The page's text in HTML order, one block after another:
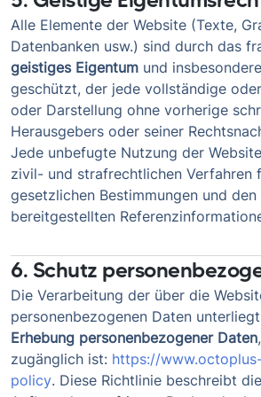
Alle Elemente der Website (Texte,
Datenbanken usw.) sind durch das
geistiges Eigentum und
geschützt, der jede vollständige
oder Darstellung ohne vorherige
Herausgebers oder seiner
Jede unbefugte Nutzung der
zivil- und strafrechtlichen Verfahren
gesetzlichen Bestimmungen und
bereitgestellten
6. Schutz
Die Verarbeitung der über die
personenbezogenen Daten
Erhebung personenbezogener Daten
zugänglich ist: https://
policy. Diese Richtlinie beschreibt